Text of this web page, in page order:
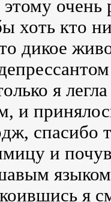
очень
хоть кто
дикое
я
и
спасибо
и
я